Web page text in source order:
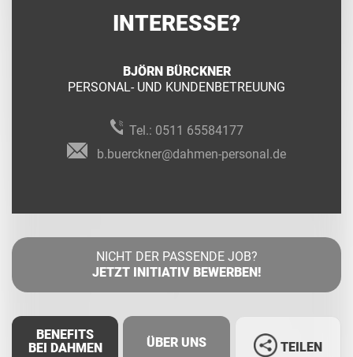
INTERESSE?
BJÖRN BÜRCKNER
PERSONAL- UND KUNDENBETREUUNG
Tel.: 0511 65584177
b.buerckner@dahmen-personal.de
NICHT DER PASSENDE JOB?
JETZT INITIATIV BEWERBEN!
BENEFITS
BEI DAHMEN
ÜBER UNS TEILEN